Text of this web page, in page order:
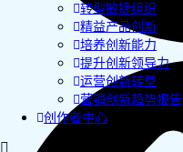
转型敏捷组织
精益产品创新
培养创新能力
提升创新领导力
运营创新转型
营销创新趋势报告
创作者中心